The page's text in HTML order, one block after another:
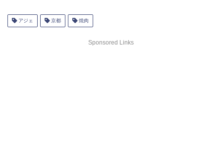
アジェ 京都 焼肉
Sponsored Links